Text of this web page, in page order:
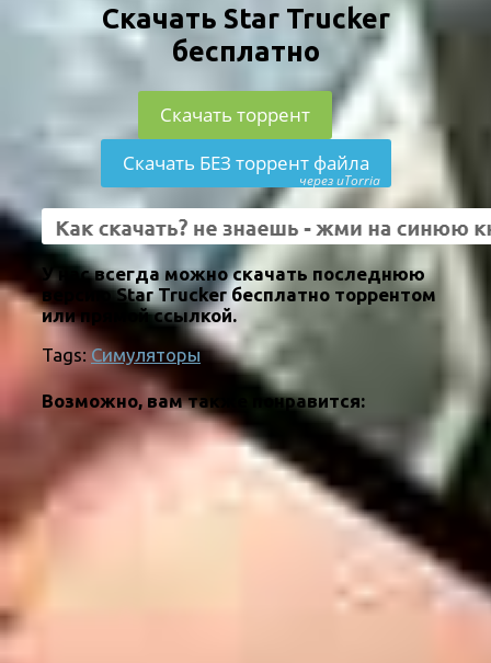
Скачать Star Trucker
бесплатно
Скачать торрент
Скачать БЕЗ торрент файла
через uTorria
У нас всегда можно скачать последнюю
версию Star Trucker бесплатно торрентом
или прямой ссылкой.
Tags: Симуляторы
Возможно, вам также понравится: